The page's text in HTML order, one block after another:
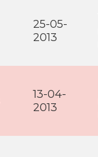
25-05-
2013
13-04-
2013